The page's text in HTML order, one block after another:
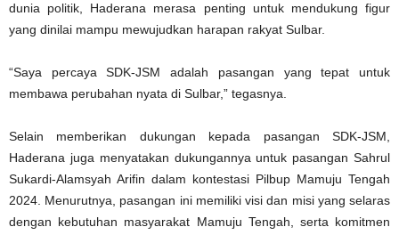
dunia politik, Haderana merasa penting untuk mendukung figur
yang dinilai mampu mewujudkan harapan rakyat Sulbar.
“Saya percaya SDK-JSM adalah pasangan yang tepat untuk
membawa perubahan nyata di Sulbar,” tegasnya.
Selain memberikan dukungan kepada pasangan SDK-JSM,
Haderana juga menyatakan dukungannya untuk pasangan Sahrul
Sukardi-Alamsyah Arifin dalam kontestasi Pilbup Mamuju Tengah
2024. Menurutnya, pasangan ini memiliki visi dan misi yang selaras
dengan kebutuhan masyarakat Mamuju Tengah, serta komitmen